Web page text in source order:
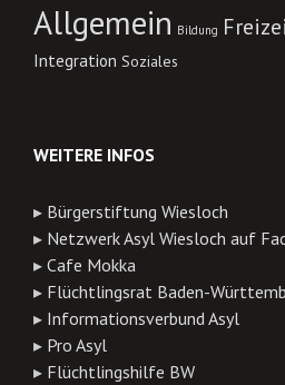
Allgemein Bildung
Integration Soziales
WEITERE INFOS
▸ Bürgerstiftung Wiesloch
▸ Netzwerk Asyl Wiesloch auf
▸ Cafe Mokka
▸ Flüchtlingsrat Baden-
▸ Informationsverbund Asyl
▸ Pro Asyl
▸ Flüchtlingshilfe BW